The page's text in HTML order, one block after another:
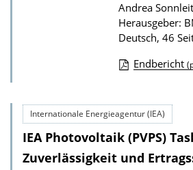
o
n
Andrea
Herausgeber:
Deutsch, 46
w
n
l
Endbericht
Internationale Energieagentur (IEA)
IEA Photovoltaik (PVPS)
Zuverlässigkeit und